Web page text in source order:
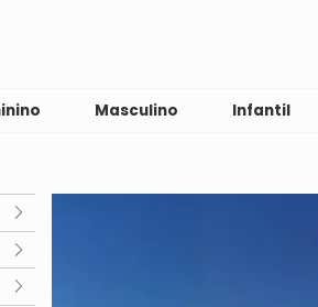
Masculino Infantil